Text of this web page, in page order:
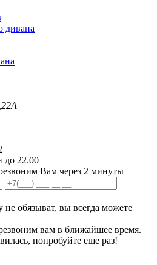
дивана
до 22.00
Вам через 2 минуты
обязыват, вы всегда можете
вам в ближайшее время.
попробуйте еще раз!